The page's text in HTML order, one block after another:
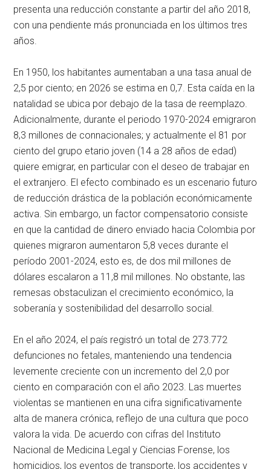
presenta una reducción constante a partir del año 2018,
con una pendiente más pronunciada en los últimos tres
años.
En 1950, los habitantes aumentaban a una tasa anual de
2,5 por ciento; en 2026 se estima en 0,7. Esta caída en la
natalidad se ubica por debajo de la tasa de reemplazo.
Adicionalmente, durante el periodo 1970-2024 emigraron
8,3 millones de connacionales; y actualmente el 81 por
ciento del grupo etario joven (14 a 28 años de edad)
quiere emigrar, en particular con el deseo de trabajar en
el extranjero. El efecto combinado es un escenario futuro
de reducción drástica de la población económicamente
activa. Sin embargo, un factor compensatorio consiste
en que la cantidad de dinero enviado hacia Colombia por
quienes migraron aumentaron 5,8 veces durante el
período 2001-2024, esto es, de dos mil millones de
dólares escalaron a 11,8 mil millones. No obstante, las
remesas obstaculizan el crecimiento económico, la
soberanía y sostenibilidad del desarrollo social.
En el año 2024, el país registró un total de 273.772
defunciones no fetales, manteniendo una tendencia
levemente creciente con un incremento del 2,0 por
ciento en comparación con el año 2023. Las muertes
violentas se mantienen en una cifra significativamente
alta de manera crónica, reflejo de una cultura que poco
valora la vida. De acuerdo con cifras del Instituto
Nacional de Medicina Legal y Ciencias Forense, los
homicidios, los eventos de transporte, los accidentes y